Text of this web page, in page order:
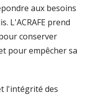
aux besoins
L'ACRAFE prend
conserver
pour empêcher sa
l'intégrité des